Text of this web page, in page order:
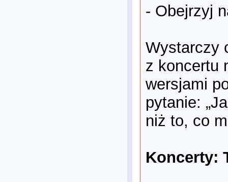
- Obejrzyj
Wystarczy
z koncertu
wersjami
pytanie:
niż to, co
Koncerty: